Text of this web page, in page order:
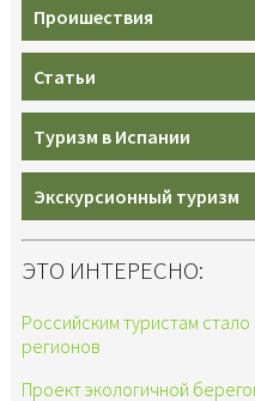
Проишествия
Статьи
Туризм в Испании
Экскурсионный туризм
ЭТО ИНТЕРЕСНО:
Российским туристам
регионов
Проект экологичной